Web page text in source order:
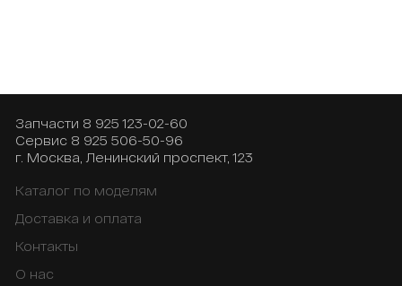
Запчасти 8 925 123-02-60
Сервис 8 925 506-50-96
г. Москва, Ленинский проспект, 123
Каталог по моделям
Доставка и оплата
Контакты
О нас